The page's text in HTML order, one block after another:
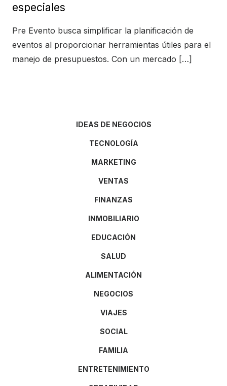
especiales
Pre Evento busca simplificar la planificación de
eventos al proporcionar herramientas útiles para el
manejo de presupuestos. Con un mercado […]
IDEAS DE NEGOCIOS
TECNOLOGÍA
MARKETING
VENTAS
FINANZAS
INMOBILIARIO
EDUCACIÓN
SALUD
ALIMENTACIÓN
NEGOCIOS
VIAJES
SOCIAL
FAMILIA
ENTRETENIMIENTO